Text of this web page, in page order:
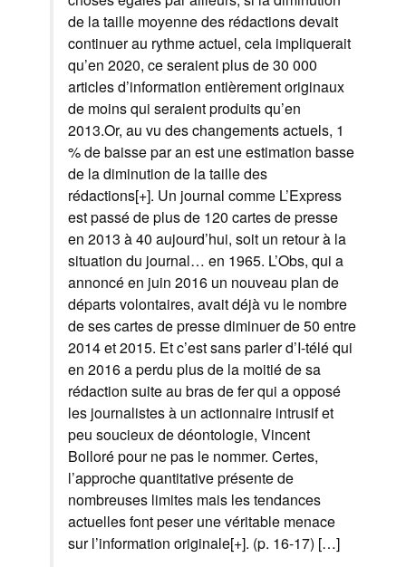
de la taille moyenne des rédactions devait
continuer au rythme actuel, cela impliquerait
qu’en 2020, ce seraient plus de 30 000
articles d’information entièrement originaux
de moins qui seraient produits qu’en
2013.Or, au vu des changements actuels, 1
% de baisse par an est une estimation basse
de la diminution de la taille des
rédactions[+]. Un journal comme L’Express
est passé de plus de 120 cartes de presse
en 2013 à 40 aujourd’hui, soit un retour à la
situation du journal… en 1965. L’Obs, qui a
annoncé en juin 2016 un nouveau plan de
départs volontaires, avait déjà vu le nombre
de ses cartes de presse diminuer de 50 entre
2014 et 2015. Et c’est sans parler d’I-télé qui
en 2016 a perdu plus de la moitié de sa
rédaction suite au bras de fer qui a opposé
les journalistes à un actionnaire intrusif et
peu soucieux de déontologie, Vincent
Bolloré pour ne pas le nommer. Certes,
l’approche quantitative présente de
nombreuses limites mais les tendances
actuelles font peser une véritable menace
sur l’information originale[+]. (p. 16-17) […]